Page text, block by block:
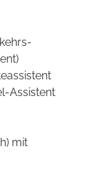
Assistent
mit